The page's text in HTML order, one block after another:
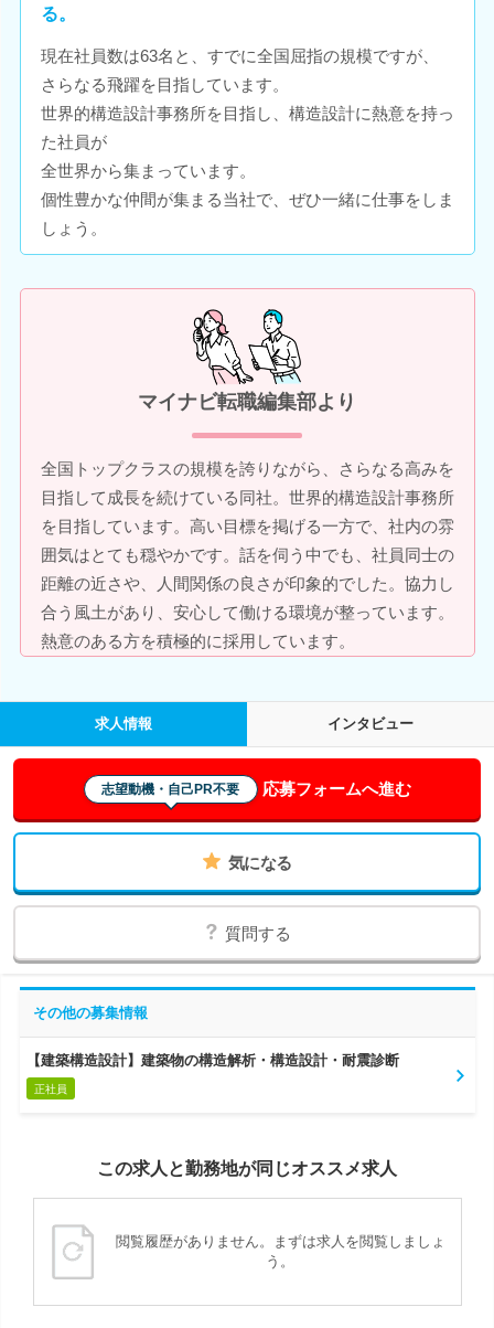
る。
現在社員数は63名と、すでに全国屈指の規模ですが、
さらなる飛躍を目指しています。
世界的構造設計事務所を目指し、構造設計に熱意を持っ
た社員が
全世界から集まっています。
個性豊かな仲間が集まる当社で、ぜひ一緒に仕事をしま
しょう。
マイナビ転職編集部より
全国トップクラスの規模を誇りながら、さらなる高みを
目指して成長を続けている同社。世界的構造設計事務所
を目指しています。高い目標を掲げる一方で、社内の雰
囲気はとても穏やかです。話を伺う中でも、社員同士の
距離の近さや、人間関係の良さが印象的でした。協力し
合う風土があり、安心して働ける環境が整っています。
熱意のある方を積極的に採用しています。
求人情報 インタビュー
志望動機・自己PR不要 応募フォームへ進む
気になる
質問する
その他の募集情報
【建築構造設計】建築物の構造解析・構造設計・耐震診断
正社員
この求人と勤務地が同じオススメ求人
閲覧履歴がありません。まずは求人を閲覧しましょ
う。